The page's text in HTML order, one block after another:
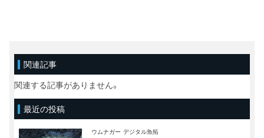
関連記事
関連する記事がありません。
最近の投稿
ウムナガー デジタル魚拓